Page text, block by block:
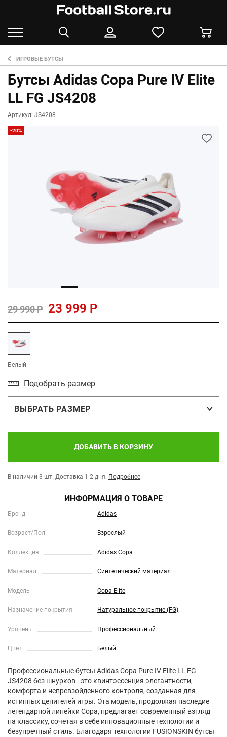
ИГРОВЫЕ БУТСЫ
Бутсы Adidas Copa Pure IV Elite
LL FG JS4208
Артикул: JS4208
-20%
29 990 Р 23 999 Р
Белый
Подобрать размер
ВЫБРАТЬ РАЗМЕР
ДОБАВИТЬ В КОРЗИНУ
В наличии 3 шт. Доставка 1-2 дня. Подробнее
ИНФОРМАЦИЯ О ТОВАРЕ
Бренд Adidas
Возраст/Пол Взрослый
Коллекция Adidas Copa
Материал Синтетический материал
Модель Copa Elite
Назначение покрытия Натуральное покрытие (FG)
Уровень Профессиональный
Цвет Белый
Профессиональные бутсы Adidas Copa Pure IV Elite LL FG
JS4208 без шнурков - это квинтэссенция элегантности,
комфорта и непревзойденного контроля, созданная для
истинных ценителей игры. Эта модель, продолжая наследие
легендарной линейки Copa, предлагает современный взгляд
на классику, сочетая в себе инновационные технологии и
безупречный стиль. Благодаря технологии FUSIONSKIN бутсы